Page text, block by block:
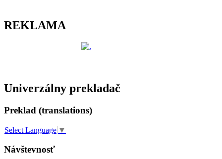
REKLAMA
Univerzálny prekladač
Preklad (translations)
Select Language ▼
Návštevnosť